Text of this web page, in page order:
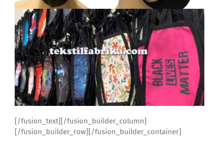
[/fusion_text][/fusion_builder_column]
[/fusion_builder_row][/fusion_builder_container]